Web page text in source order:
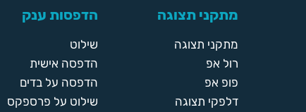
מתקני תצוגה
מתקני תצוגה
רול אפ
פופ אפ
דלפקי תצוגה
הדפסות ענק
שילוט
הדפסה אישית
הדפסה על בדים
שילוט על פרספקס